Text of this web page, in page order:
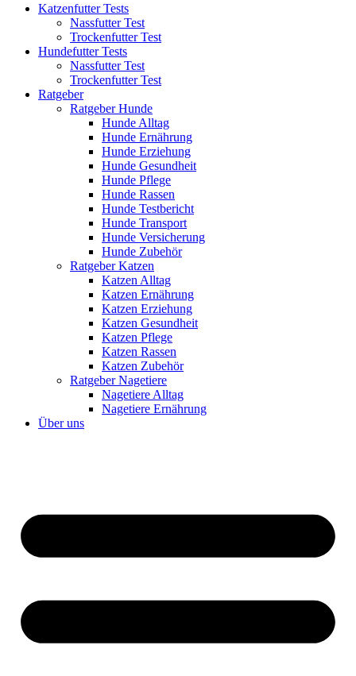
Katzenfutter Tests
Nassfutter Test
Trockenfutter Test
Hundefutter Tests
Nassfutter Test
Trockenfutter Test
Ratgeber
Ratgeber Hunde
Hunde Alltag
Hunde Ernährung
Hunde Erziehung
Hunde Gesundheit
Hunde Pflege
Hunde Rassen
Hunde Testbericht
Hunde Transport
Hunde Versicherung
Hunde Zubehör
Ratgeber Katzen
Katzen Alltag
Katzen Ernährung
Katzen Erziehung
Katzen Gesundheit
Katzen Pflege
Katzen Rassen
Katzen Zubehör
Ratgeber Nagetiere
Nagetiere Alltag
Nagetiere Ernährung
Über uns